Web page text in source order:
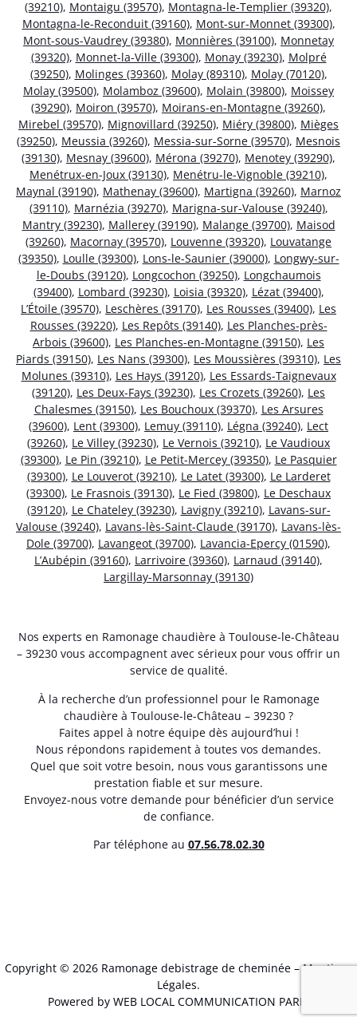
(39210), Montaigu (39570), Montagna-le-Templier (39320),
Montagna-le-Reconduit (39160), Mont-sur-Monnet (39300),
Mont-sous-Vaudrey (39380), Monnières (39100), Monnetay
(39320), Monnet-la-Ville (39300), Monay (39230), Molpré
(39250), Molinges (39360), Molay (89310), Molay (70120),
Molay (39500), Molamboz (39600), Molain (39800), Moissey
(39290), Moiron (39570), Moirans-en-Montagne (39260),
Mirebel (39570), Mignovillard (39250), Miéry (39800), Mièges
(39250), Meussia (39260), Messia-sur-Sorne (39570), Mesnois
(39130), Mesnay (39600), Mérona (39270), Menotey (39290),
Menétrux-en-Joux (39130), Menétru-le-Vignoble (39210),
Maynal (39190), Mathenay (39600), Martigna (39260), Marnoz
(39110), Marnézia (39270), Marigna-sur-Valouse (39240),
Mantry (39230), Mallerey (39190), Malange (39700), Maisod
(39260), Macornay (39570), Louvenne (39320), Louvatange
(39350), Loulle (39300), Lons-le-Saunier (39000), Longwy-sur-
le-Doubs (39120), Longcochon (39250), Longchaumois
(39400), Lombard (39230), Loisia (39320), Lézat (39400),
L’Étoile (39570), Leschères (39170), Les Rousses (39400), Les
Rousses (39220), Les Repôts (39140), Les Planches-près-
Arbois (39600), Les Planches-en-Montagne (39150), Les
Piards (39150), Les Nans (39300), Les Moussières (39310), Les
Molunes (39310), Les Hays (39120), Les Essards-Taignevaux
(39120), Les Deux-Fays (39230), Les Crozets (39260), Les
Chalesmes (39150), Les Bouchoux (39370), Les Arsures
(39600), Lent (39300), Lemuy (39110), Légna (39240), Lect
(39260), Le Villey (39230), Le Vernois (39210), Le Vaudioux
(39300), Le Pin (39210), Le Petit-Mercey (39350), Le Pasquier
(39300), Le Louverot (39210), Le Latet (39300), Le Larderet
(39300), Le Frasnois (39130), Le Fied (39800), Le Deschaux
(39120), Le Chateley (39230), Lavigny (39210), Lavans-sur-
Valouse (39240), Lavans-lès-Saint-Claude (39170), Lavans-lès-
Dole (39700), Lavangeot (39700), Lavancia-Epercy (01590),
L’Aubépin (39160), Larrivoire (39360), Larnaud (39140),
Largillay-Marsonnay (39130)
Nos experts en Ramonage chaudière à Toulouse-le-Château
– 39230 vous accompagnent avec sérieux pour vous offrir un
service de qualité.
À la recherche d’un professionnel pour le Ramonage
chaudière à Toulouse-le-Château – 39230 ?
Faites appel à notre équipe dès aujourd’hui !
Nous répondons rapidement à toutes vos demandes.
Quel que soit votre besoin, nous vous garantissons une
prestation fiable et sur mesure.
Envoyez-nous votre demande pour bénéficier d’un service
de confiance.
Par téléphone au 07.56.78.02.30
Copyright © 2026 Ramonage debistrage de cheminée –Mentions
Légales.
Powered by WEB LOCAL COMMUNICATION PARIS